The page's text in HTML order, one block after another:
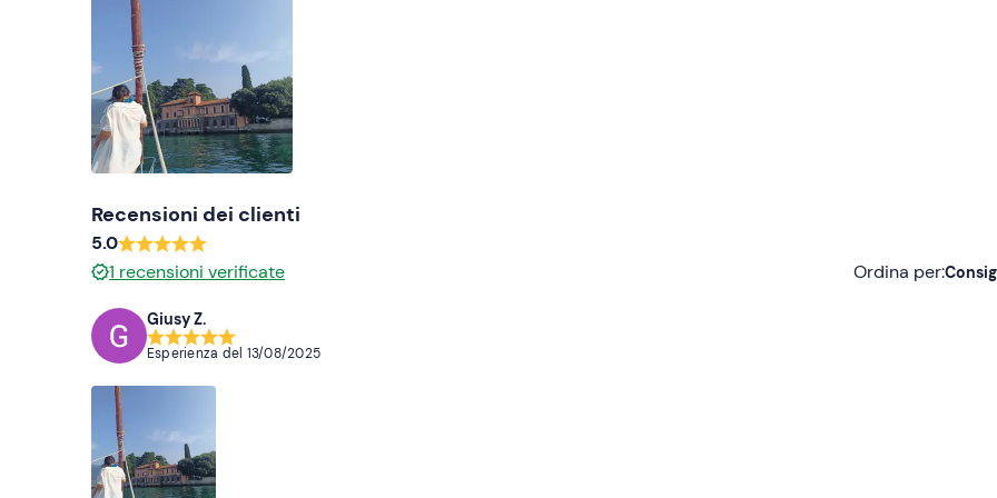
Cappellino
Asciugamano
Crema solare
Occhiali da sole
Recensioni dei clienti
5.0
1 recensioni verificate Ordina per:
Giusy Z.
Esperienza del 13/08/2025